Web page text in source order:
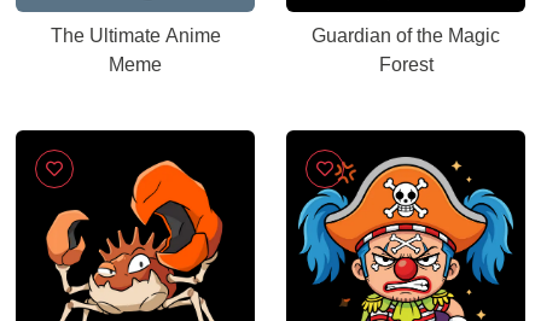
The Ultimate Anime
Meme
Guardian of the Magic
Forest